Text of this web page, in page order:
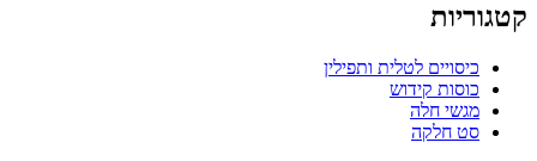
קטגוריות
כיסויים לטלית ותפילין
כוסות קידוש
מגשי חלה
סט חלקה